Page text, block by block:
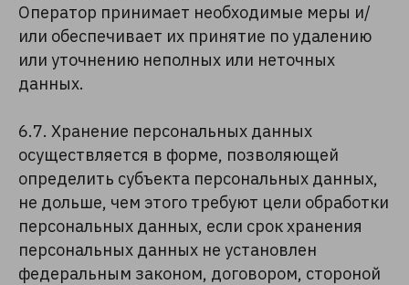
Оператор принимает необходимые меры и/
или обеспечивает их принятие по удалению
или уточнению неполных или неточных
данных.
6.7. Хранение персональных данных
осуществляется в форме, позволяющей
определить субъекта персональных данных,
не дольше, чем этого требуют цели обработки
персональных данных, если срок хранения
персональных данных не установлен
федеральным законом, договором, стороной